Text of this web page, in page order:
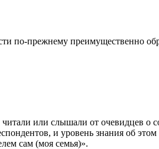
по-прежнему преимущественно
или слышали от очевидцев о
и уровень знания об
сам (моя семья)».